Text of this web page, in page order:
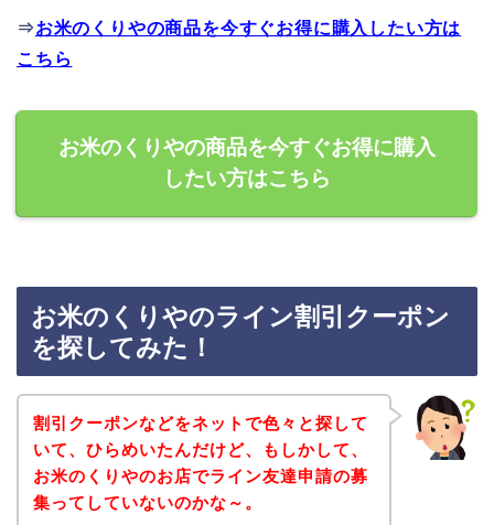
⇒お米のくりやの商品を今すぐお得に購入したい方は
こちら
お米のくりやの商品を今すぐお得に購入
したい方はこちら
お米のくりやのライン割引クーポン
を探してみた！
割引クーポンなどをネットで色々と探して
いて、ひらめいたんだけど、もしかして、
お米のくりやのお店でライン友達申請の募
集ってしていないのかな～。